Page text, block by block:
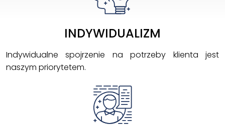
INDYWIDUALIZM
Indywidualne spojrzenie na potrzeby klienta jest
naszym priorytetem.